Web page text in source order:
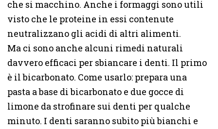
che si macchino. Anche i formaggi sono utili
visto che le proteine in essi contenute
neutralizzano gli acidi di altri alimenti.
Ma ci sono anche alcuni rimedi naturali
davvero efficaci per sbiancare i denti. Il primo
è il bicarbonato. Come usarlo: prepara una
pasta a base di bicarbonato e due gocce di
limone da strofinare sui denti per qualche
minuto. I denti saranno subito più bianchi e